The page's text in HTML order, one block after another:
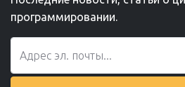
программировании.